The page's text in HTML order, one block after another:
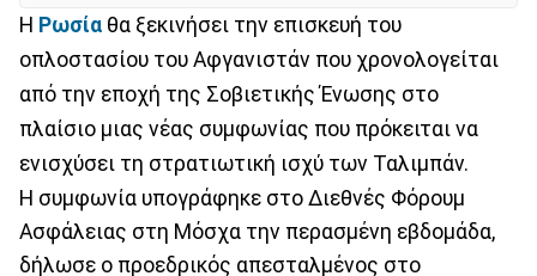
H Ρωσία θα ξεκινήσει την επισκευή του
οπλοστασίου του Αφγανιστάν που χρονολογείται
από την εποχή της Σοβιετικής Ένωσης στο
πλαίσιο μιας νέας συμφωνίας που πρόκειται να
ενισχύσει τη στρατιωτική ισχύ των Ταλιμπάν.
Η συμφωνία υπογράφηκε στο Διεθνές Φόρουμ
Ασφάλειας στη Μόσχα την περασμένη εβδομάδα,
δήλωσε ο προεδρικός απεσταλμένος στο